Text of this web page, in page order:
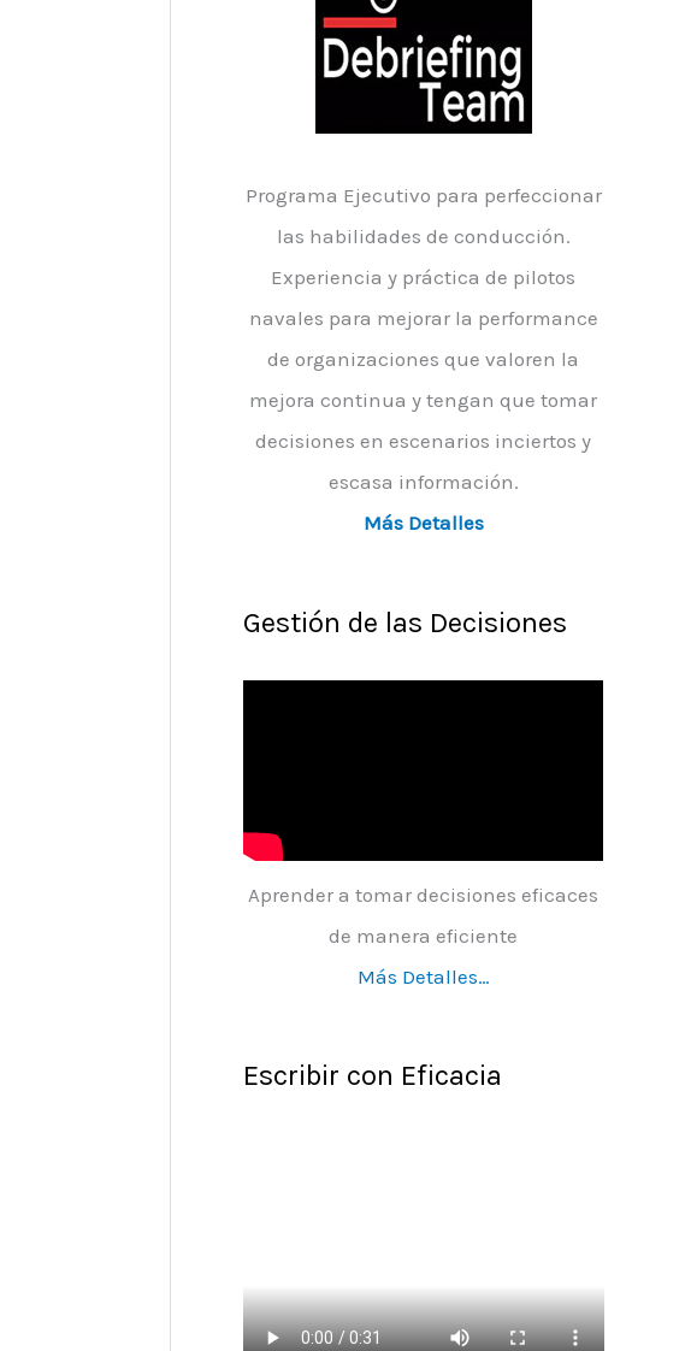
Programa Ejecutivo para perfeccionar
las habilidades de conducción.
Experiencia y práctica de pilotos
navales para mejorar la performance
de organizaciones que valoren la
mejora continua y tengan que tomar
decisiones en escenarios inciertos y
escasa información.
Más Detalles
Gestión de las Decisiones
Aprender a tomar decisiones eficaces
de manera eficiente
Más Detalles…
Escribir con Eficacia